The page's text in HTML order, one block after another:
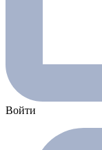
Войти